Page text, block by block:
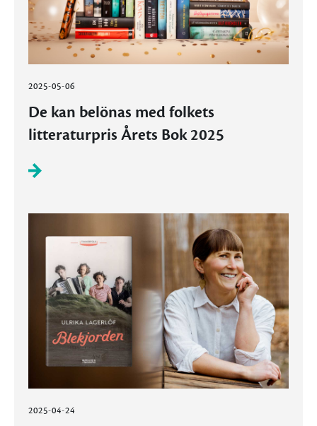
2025-05-06
De kan belönas med folkets
litteraturpris Årets Bok 2025
2025-04-24